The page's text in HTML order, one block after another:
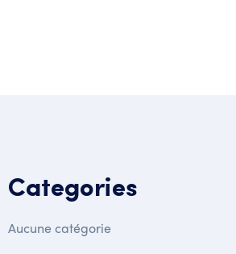
Categories
Aucune catégorie